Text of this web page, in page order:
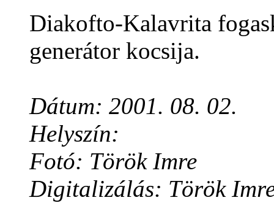
Diakofto-Kalavrita
generátor kocsija.
Dátum: 2001. 08. 02.
Helyszín:
Fotó: Török Imre
Digitalizálás: Török